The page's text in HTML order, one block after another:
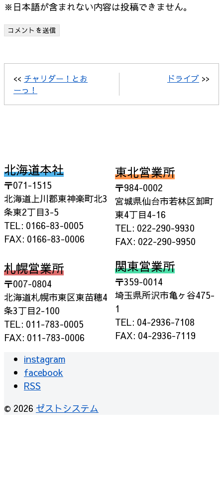
※日本語が含まれない内容は投稿できません。
<< チャリダー！とお
ーっ！
ドライブ >>
北海道本社
〒071-1515
北海道上川郡東神楽町北3
条東2丁目3-5
TEL: 0166-83-0005
FAX: 0166-83-0006
札幌営業所
〒007-0804
北海道札幌市東区東苗穂4
条3丁目2-100
TEL: 011-783-0005
FAX: 011-783-0006
東北営業所
〒984-0002
宮城県仙台市若林区卸町
東4丁目4-16
TEL: 022-290-9930
FAX: 022-290-9950
関東営業所
〒359-0014
埼玉県所沢市亀ヶ谷475-
1
TEL: 04-2936-7108
FAX: 04-2936-7119
instagram
facebook
RSS
© 2026 ゼストシステム